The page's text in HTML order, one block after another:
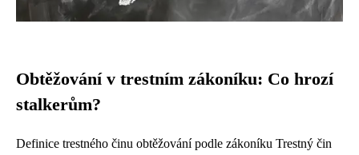
Obtěžování v trestním zákoníku: Co hrozí
stalkerům?
Definice trestného činu obtěžování podle zákoníku Trestný čin